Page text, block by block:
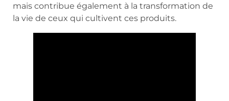
mais contribue également à la transformation de
la vie de ceux qui cultivent ces produits.